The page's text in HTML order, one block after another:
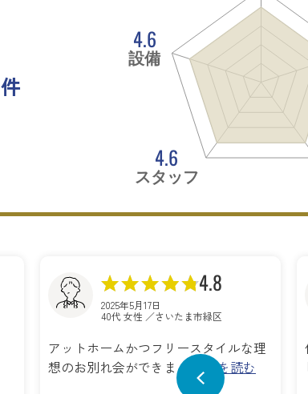
件
4.6
スタッフ
4.6
設備
4.8
2025年5月17日
40代 女性 ／さいたま市緑区
アットホームかつフリースタイルな理
想のお別れ会ができま…
続きを読む